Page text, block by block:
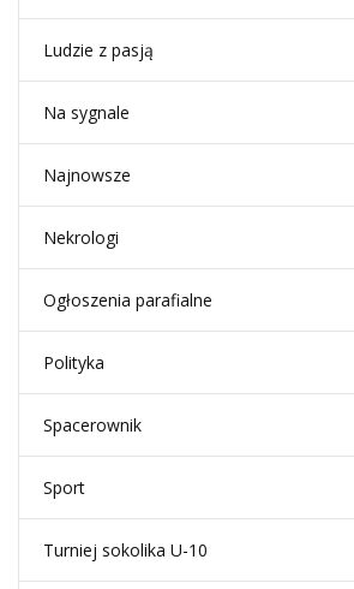
Ludzie z pasją
Na sygnale
Najnowsze
Nekrologi
Ogłoszenia parafialne
Polityka
Spacerownik
Sport
Turniej sokolika U-10